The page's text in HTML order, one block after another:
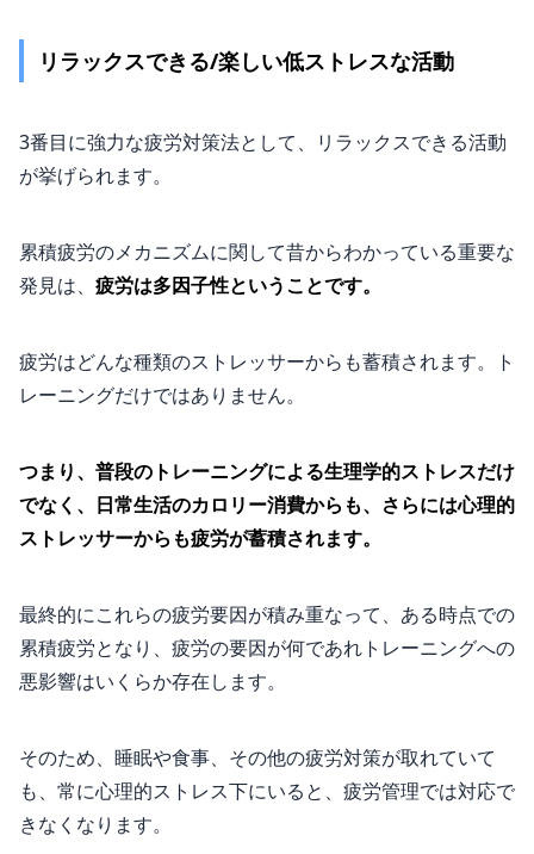
リラックスできる/楽しい低ストレスな活動
3番目に強力な疲労対策法として、リラックスできる活動
が挙げられます。
累積疲労のメカニズムに関して昔からわかっている重要な
発見は、 疲労は多因子性ということです。
疲労はどんな種類のストレッサーからも蓄積されます。ト
レーニングだけではありません。
つまり、普段のトレーニングによる生理学的ストレスだけ
でなく、日常生活のカロリー消費からも、さらには心理的
ストレッサーからも疲労が蓄積されます。
最終的にこれらの疲労要因が積み重なって、ある時点での
累積疲労となり、疲労の要因が何であれトレーニングへの
悪影響はいくらか存在します。
そのため、睡眠や食事、その他の疲労対策が取れていて
も、常に心理的ストレス下にいると、疲労管理では対応で
きなくなります。